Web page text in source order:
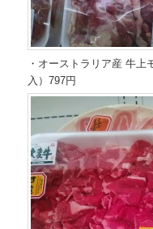
・オーストラリア産 牛上
入）797円